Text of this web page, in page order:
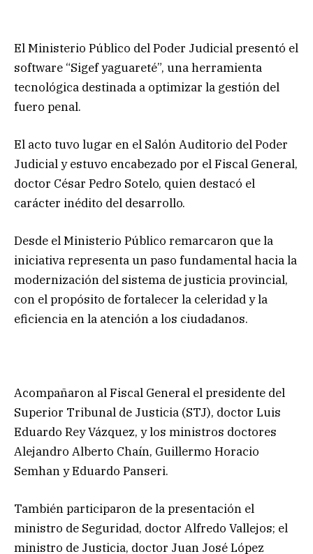
El Ministerio Público del Poder Judicial presentó el
software “Sigef yaguareté”, una herramienta
tecnológica destinada a optimizar la gestión del
fuero penal.
El acto tuvo lugar en el Salón Auditorio del Poder
Judicial y estuvo encabezado por el Fiscal General,
doctor César Pedro Sotelo, quien destacó el
carácter inédito del desarrollo.
Desde el Ministerio Público remarcaron que la
iniciativa representa un paso fundamental hacia la
modernización del sistema de justicia provincial,
con el propósito de fortalecer la celeridad y la
eficiencia en la atención a los ciudadanos.
Acompañaron al Fiscal General el presidente del
Superior Tribunal de Justicia (STJ), doctor Luis
Eduardo Rey Vázquez, y los ministros doctores
Alejandro Alberto Chaín, Guillermo Horacio
Semhan y Eduardo Panseri.
También participaron de la presentación el
ministro de Seguridad, doctor Alfredo Vallejos; el
ministro de Justicia, doctor Juan José López